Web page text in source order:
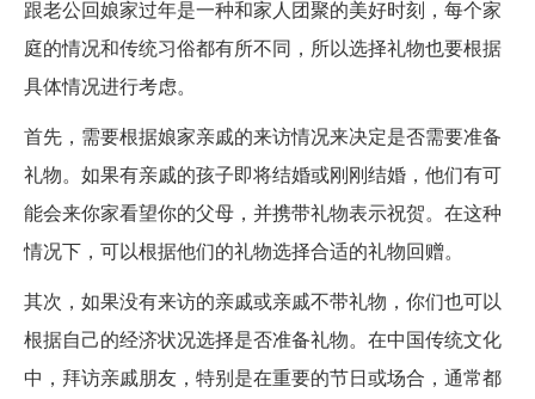
跟老公回娘家过年是一种和家人团聚的美好时刻，每个家
庭的情况和传统习俗都有所不同，所以选择礼物也要根据
具体情况进行考虑。
首先，需要根据娘家亲戚的来访情况来决定是否需要准备
礼物。如果有亲戚的孩子即将结婚或刚刚结婚，他们有可
能会来你家看望你的父母，并携带礼物表示祝贺。在这种
情况下，可以根据他们的礼物选择合适的礼物回赠。
其次，如果没有来访的亲戚或亲戚不带礼物，你们也可以
根据自己的经济状况选择是否准备礼物。在中国传统文化
中，拜访亲戚朋友，特别是在重要的节日或场合，通常都